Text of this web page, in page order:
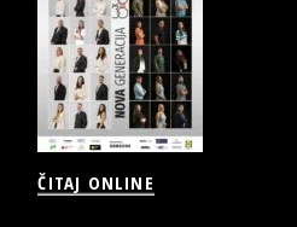
ČITAJ ONLINE